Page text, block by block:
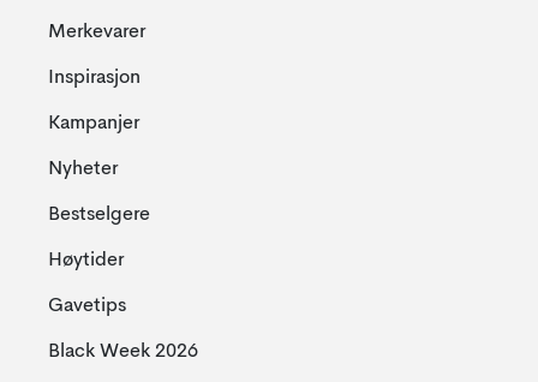
Merkevarer
Inspirasjon
Kampanjer
Nyheter
Bestselgere
Høytider
Gavetips
Black Week 2026